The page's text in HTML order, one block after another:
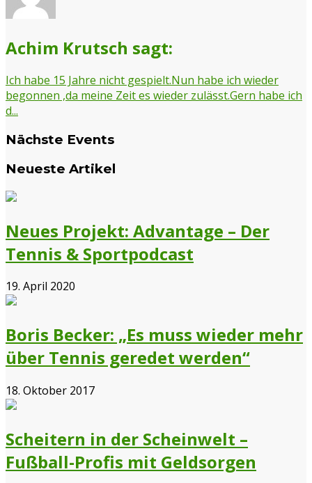
Achim Krutsch sagt:
Ich habe 15 Jahre nicht gespielt.Nun habe ich wieder
begonnen ,da meine Zeit es wieder zulässt.Gern habe ich
d...
Nächste Events
Neueste Artikel
Neues Projekt: Advantage – Der
Tennis & Sportpodcast
19. April 2020
Boris Becker: „Es muss wieder mehr
über Tennis geredet werden“
18. Oktober 2017
Scheitern in der Scheinwelt –
Fußball-Profis mit Geldsorgen